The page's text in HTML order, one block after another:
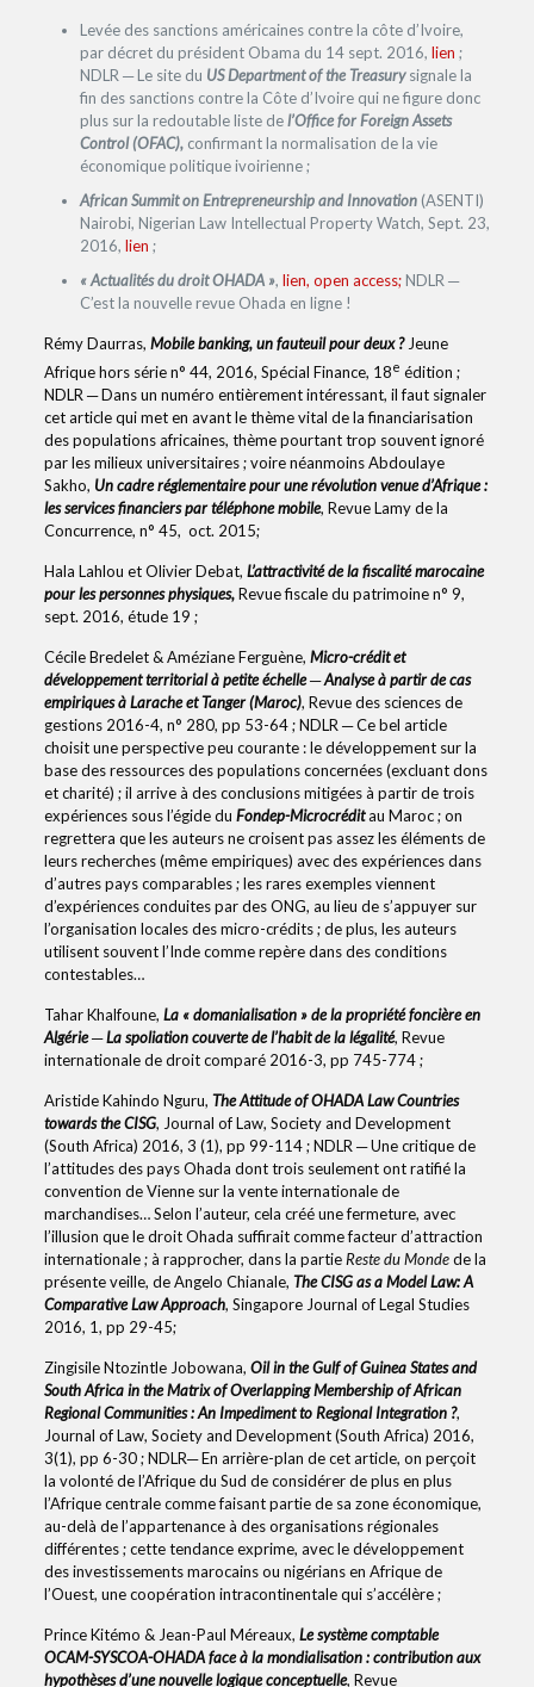
Levée des sanctions américaines contre la côte d’Ivoire,
par décret du président Obama du 14 sept. 2016, lien ;
NDLR ─ Le site du USDepartment of the Treasurysignale la
fin des sanctions contre la Côte d’Ivoire qui ne figure donc
plus sur la redoutable liste del’Office for Foreign Assets
Control (OFAC),confirmant la normalisation de la vie
économique politique ivoirienne ;
African Summit on Entrepreneurship and Innovation(ASENTI)
Nairobi, Nigerian Law Intellectual Property Watch, Sept. 23,
2016, lien ;
« Actualités du droit OHADA », lien, open access;NDLR ─
C’est la nouvelle revue Ohada en ligne !
Rémy Daurras, Mobile banking, un fauteuil pour deux ?Jeune
Afrique hors série n° 44, 2016, Spécial Finance, 18e édition ;
NDLR ─ Dans un numéro entièrement intéressant, il faut signaler
cet article qui met en avant le thème vital de la financiarisation
des populations africaines, thème pourtant trop souvent ignoré
par les milieux universitaires ; voire néanmoins Abdoulaye
Sakho, Un cadre réglementaire pour une révolution venue d’Afrique :
les services financiers par téléphone mobile, Revue Lamy de la
Concurrence, n° 45, oct. 2015;
Hala Lahlou et Olivier Debat, L’attractivité de la fiscalité marocaine
pour les personnes physiques,Revue fiscale du patrimoine n° 9,
sept. 2016, étude 19 ;
Cécile Bredelet & Améziane Ferguène, Micro-crédit et
développement territorial à petite échelle ─ Analyse à partir de cas
empiriques à Larache et Tanger (Maroc), Revue des sciences de
gestions 2016-4, n° 280, pp 53-64 ; NDLR ─ Ce bel article
choisit une perspective peu courante : le développement sur la
base des ressources des populations concernées (excluant dons
et charité) ; il arrive à des conclusions mitigées à partir de trois
expériences sous l’égide du Fondep-Microcréditau Maroc ; on
regrettera que les auteurs ne croisent pas assez les éléments de
leurs recherches (même empiriques) avec des expériences dans
d’autres pays comparables ; les rares exemples viennent
d’expériences conduites par des ONG, au lieu de s’appuyer sur
l’organisation locales des micro-crédits ; de plus, les auteurs
utilisent souvent l’Inde comme repère dans des conditions
contestables…
Tahar Khalfoune, La « domanialisation » de la propriété foncière en
Algérie ─ La spoliation couverte de l’habit de la légalité, Revue
internationale de droit comparé 2016-3, pp 745-774 ;
Aristide Kahindo Nguru, The Attitude of OHADA Law Countries
towards the CISG, Journal of Law, Society and Development
(South Africa) 2016, 3 (1), pp 99-114 ; NDLR ─ Une critique de
l’attitudes des pays Ohada dont trois seulement ont ratifié la
convention de Vienne sur la vente internationale de
marchandises… Selon l’auteur, cela créé une fermeture, avec
l’illusion que le droit Ohada suffirait comme facteur d’attraction
internationale ; à rapprocher, dans la partieReste du Mondede la
présente veille, de Angelo Chianale, The CISG as a Model Law: A
Comparative Law Approach, Singapore Journal of Legal Studies
2016, 1, pp 29-45;
Zingisile Ntozintle Jobowana, Oil in the Gulf of Guinea States and
South Africa in the Matrix of Overlapping Membership of African
Regional Communities : An Impediment to Regional Integration ?,
Journal of Law, Society and Development (South Africa) 2016,
3(1), pp 6-30 ; NDLR─ En arrière-plan de cet article, on perçoit
la volonté de l’Afrique du Sud de considérer de plus en plus
l’Afrique centrale comme faisant partie de sa zone économique,
au-delà de l’appartenance à des organisations régionales
différentes ; cette tendance exprime, avec le développement
des investissements marocains ou nigérians en Afrique de
l’Ouest, une coopération intracontinentale qui s’accélère ;
Prince Kitémo & Jean-Paul Méreaux, Le système comptable
OCAM-SYSCOA-OHADA face à la mondialisation : contribution aux
hypothèses d’une nouvelle logique conceptuelle, Revue